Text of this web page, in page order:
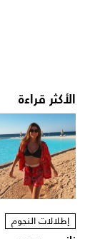
الأكثر قراءة
إطلالات النجوم